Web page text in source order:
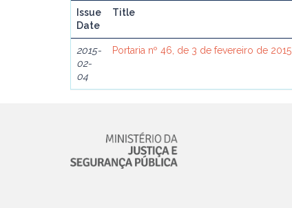
Issue
Date
Title
2015-
02-
04
Portaria nº 46, de 3 de fevereiro de 2015